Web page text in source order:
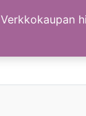
Verkkokaupan